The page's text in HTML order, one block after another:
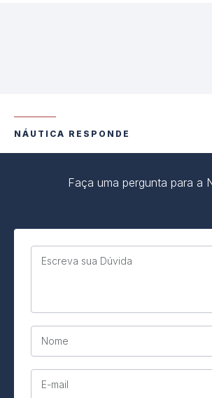
NÁUTICA RESPONDE
Faça uma pergunta para a
Escreva sua Dúvida
Nome
E-mail